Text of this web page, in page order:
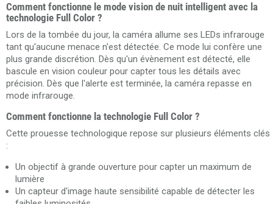
Comment fonctionne le mode vision de nuit intelligent avec la
technologie Full Color ?
Lors de la tombée du jour, la caméra allume ses LEDs infrarouge
tant qu'aucune menace n'est détectée. Ce mode lui confère une
plus grande discrétion. Dès qu'un évènement est détecté, elle
bascule en vision couleur pour capter tous les détails avec
précision. Dès que l'alerte est terminée, la caméra repasse en
mode infrarouge.
Comment fonctionne la technologie Full Color ?
Cette prouesse technologique repose sur plusieurs éléments clés
:
Un objectif à grande ouverture pour capter un maximum de
lumière
Un capteur d'image haute sensibilité capable de détecter les